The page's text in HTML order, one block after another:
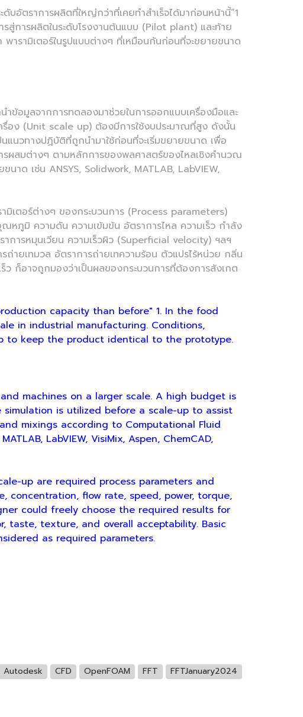
อัตราการผลิตที่ใหญ่กว่าที่เคยทำสำเร็จได้มาก่อนหน้านี้”1
การผลิตในระดับโรงงานต้นแบบ (Pilot plant) และท้าย
ารามิเตอร์ในรูปแบบต่างๆ ที่เหมือนกันก่อนที่จะขยายขนาด
อมูลจากการทดลองมาช่วยในการออกแบบเครื่องมือและ
รื่อง (Unit scale up) ต้องมีการใช้งบประมาณที่สูง ดังนั้น
นวทางปฏิบัติที่ถูกนำมาใช้ก่อนที่จะเริ่มขยายขนาด เพื่อ
รผสมต่างๆ ตามหลักการของพลศาสตร์ของไหลเชิงคำนวณ
ด เช่น ANSYS, Solidwork, MATLAB, LabVIEW,
เตอร์ต่างๆ ของกระบวนการ (Process parameters)
หภูมิ ความดัน ความเข้มข้น อัตราการไหล ความเร็ว กำลัง
การหมุนเวียน ความเร็วผิว (Superficial velocity) ฯลฯ
ายเทมวล อัตราการถ่ายเทความร้อน ตัวแปรไร้หน่วย กลิ่น
ก็อาจถูกมองว่าเป็นผลของกระบวนการที่ต้องการสังเกต
capacity than before" 1. In the food
in industrial manufacturing. Conditions,
to keep the product identical to the prototype.
machines on a larger scale. A high budget is
is utilized before a scale-up to assist
mixings according to Computational Fluid
LabVIEW, VisiMix, Aspen, ChemCAD,
up are required process parameters and
concentration, flow rate, speed, power, torque,
could freely choose the required results for
taste, texture, and overall acceptability. Basic
as required parameters.
Autodesk CFD OpenFOAM FFT
FFTJanuary2024